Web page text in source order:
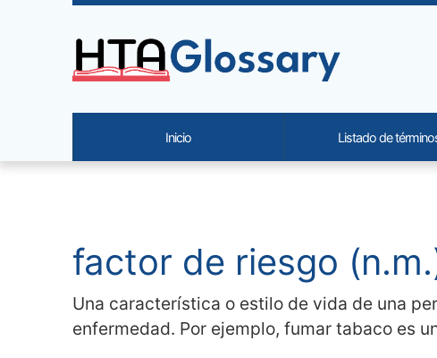
Navigation and related
factor de riesgo
Una característica o estilo de vida de una
enfermedad. Por ejemplo, fumar tabaco es
Site identity, navigation, etc.
Inicio Listado de